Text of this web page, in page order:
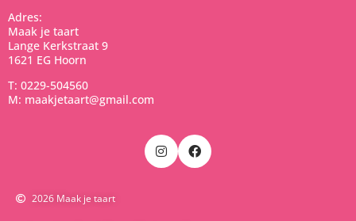
Adres:
Maak je taart
Lange Kerkstraat 9
1621 EG Hoorn
T: 0229-504560
M: maakjetaart@gmail.com
2026 Maak je taart